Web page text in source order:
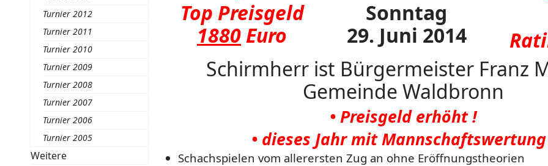
Turnier 2012
Turnier 2011
Turnier 2010
Turnier 2009
Turnier 2008
Turnier 2007
Turnier 2006
Turnier 2005
Weitere
Top Preisgeld
1880 Euro
Sonntag
29. Juni 2014
Schirmherr ist Bürgermeister Franz
Gemeinde Waldbronn
• Preisgeld erhöht !
• dieses Jahr mit
Schachspielen vom allerersten Zug an ohne Eröffnungstheorien